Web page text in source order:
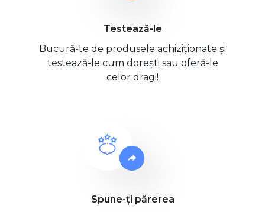
Testează-le
Bucură-te de produsele achiziționate și
testează-le cum dorești sau oferă-le
celor dragi!
Spune-ți părerea